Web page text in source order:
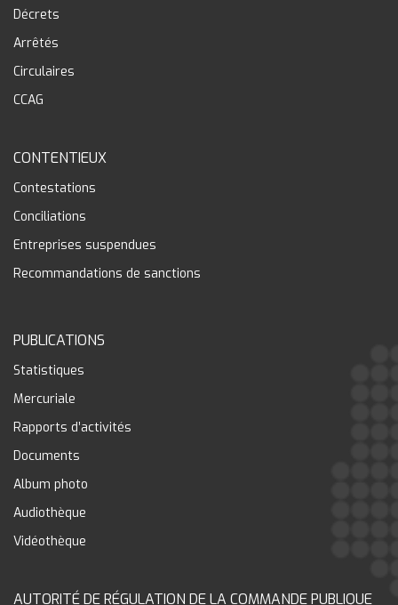
Décrets
Arrêtés
Circulaires
CCAG
CONTENTIEUX
Contestations
Conciliations
Entreprises suspendues
Recommandations de sanctions
PUBLICATIONS
Statistiques
Mercuriale
Rapports d’activités
Documents
Album photo
Audiothèque
Vidéothèque
AUTORITÉ DE RÉGULATION DE LA COMMANDE PUBLIQUE